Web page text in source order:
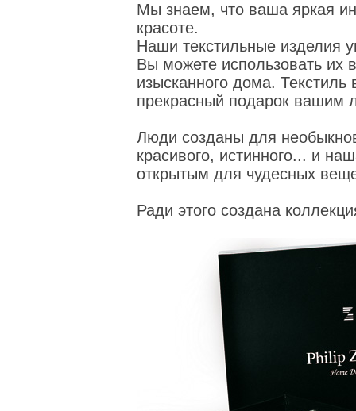
Мы знаем, что ваша яркая
красоте.
Наши текстильные изделия
Вы можете использовать их
изысканного дома. Текстиль
прекрасный подарок
Люди созданы для
красивого, истинного... и
открытым для чудесных
Ради этого создана